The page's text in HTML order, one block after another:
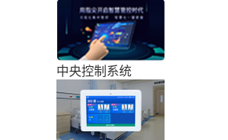
中央控制系统